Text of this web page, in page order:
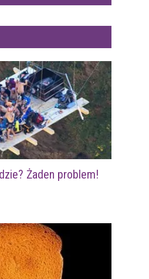
Żaden problem!